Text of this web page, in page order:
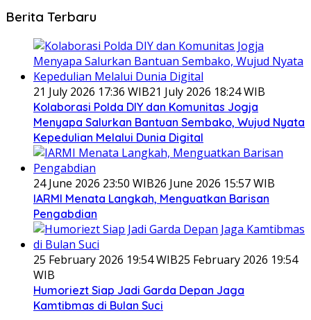
Berita Terbaru
21 July 2026 17:36 WIB21 July 2026 18:24 WIB
Kolaborasi Polda DIY dan Komunitas Jogja
Menyapa Salurkan Bantuan Sembako, Wujud Nyata
Kepedulian Melalui Dunia Digital
24 June 2026 23:50 WIB26 June 2026 15:57 WIB
IARMI Menata Langkah, Menguatkan Barisan
Pengabdian
25 February 2026 19:54 WIB25 February 2026 19:54
WIB
Humoriezt Siap Jadi Garda Depan Jaga
Kamtibmas di Bulan Suci